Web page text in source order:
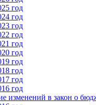
год
год
год
год
год
год
год
год
год
год
изменений в закон о